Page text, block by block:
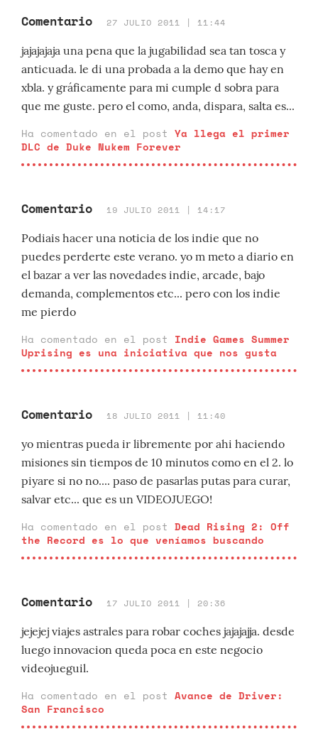
Comentario 27 JULIO 2011 | 11:44
jajajajaja una pena que la jugabilidad sea tan tosca y
anticuada. le di una probada a la demo que hay en
xbla. y gráficamente para mi cumple d sobra para
que me guste. pero el como, anda, dispara, salta es...
Ha comentado en el post Ya llega el primer
DLC de Duke Nukem Forever
Comentario 19 JULIO 2011 | 14:17
Podiais hacer una noticia de los indie que no
puedes perderte este verano. yo m meto a diario en
el bazar a ver las novedades indie, arcade, bajo
demanda, complementos etc... pero con los indie
me pierdo
Ha comentado en el post Indie Games Summer
Uprising es una iniciativa que nos gusta
Comentario 18 JULIO 2011 | 11:40
yo mientras pueda ir libremente por ahi haciendo
misiones sin tiempos de 10 minutos como en el 2. lo
piyare si no no.... paso de pasarlas putas para curar,
salvar etc... que es un VIDEOJUEGO!
Ha comentado en el post Dead Rising 2: Off
the Record es lo que veníamos buscando
Comentario 17 JULIO 2011 | 20:36
jejejej viajes astrales para robar coches jajajajja. desde
luego innovacion queda poca en este negocio
videojueguil.
Ha comentado en el post Avance de Driver:
San Francisco